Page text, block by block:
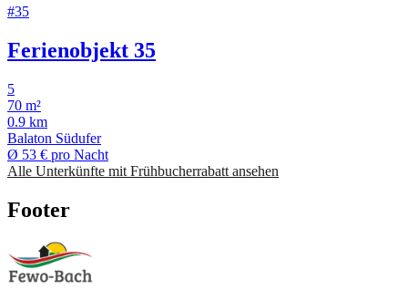
#35
Ferienobjekt 35
5
70 m²
0.9 km
Balaton Südufer
Ø 53 € pro Nacht
Alle Unterkünfte mit Frühbucherrabatt ansehen
Footer